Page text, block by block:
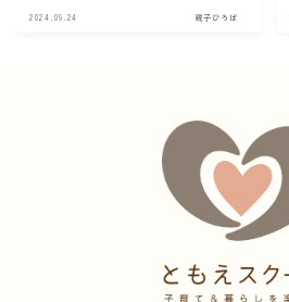
2024.09.24 親子ひろば